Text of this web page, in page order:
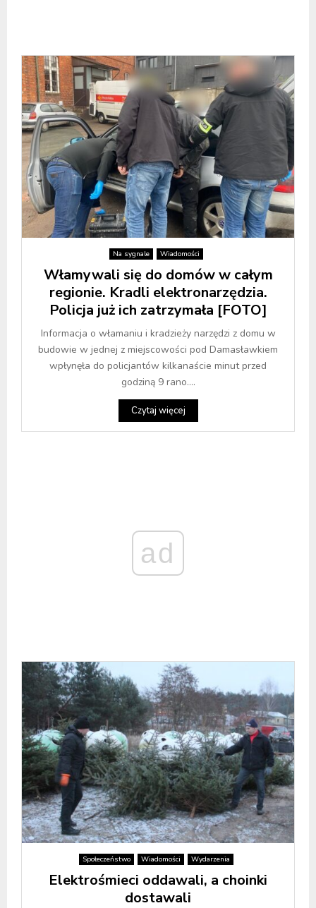
Na sygnale Wiadomości
Włamywali się do domów w całym
regionie. Kradli elektronarzędzia.
Policja już ich zatrzymała [FOTO]
Informacja o włamaniu i kradzieży narzędzi z domu w
budowie w jednej z miejscowości pod Damasławkiem
wpłynęła do policjantów kilkanaście minut przed
godziną 9 rano....
Czytaj więcej
ad
Społeczeństwo Wiadomości Wydarzenia
Elektrośmieci oddawali, a choinki
dostawali